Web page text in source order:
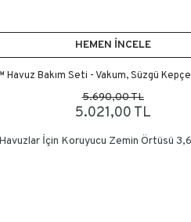
HEMEN İNCELE
Bakım Seti - Vakum, Süzgü
5.690,00 TL
5.021,00 TL